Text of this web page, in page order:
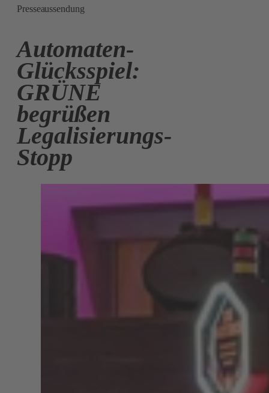
Presseaussendung
Automaten-
Glücksspiel:
GRÜNE
begrüßen
Legalisierungs-
Stopp